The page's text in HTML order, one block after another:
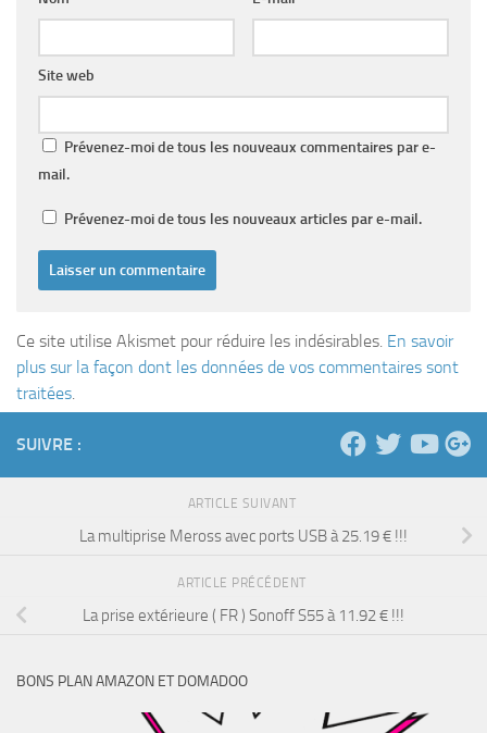
Site web
Prévenez-moi de tous les nouveaux commentaires par e-
mail.
Prévenez-moi de tous les nouveaux articles par e-mail.
Ce site utilise Akismet pour réduire les indésirables. En savoir
plus sur la façon dont les données de vos commentaires sont
traitées.
SUIVRE :
ARTICLE SUIVANT
La multiprise Meross avec ports USB à 25.19 € !!!
ARTICLE PRÉCÉDENT
La prise extérieure ( FR ) Sonoff S55 à 11.92 € !!!
BONS PLAN AMAZON ET DOMADOO